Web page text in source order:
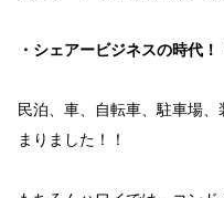
・シェアービジネスの時代！
民泊、車、自転車、駐車場、
まり ました！！